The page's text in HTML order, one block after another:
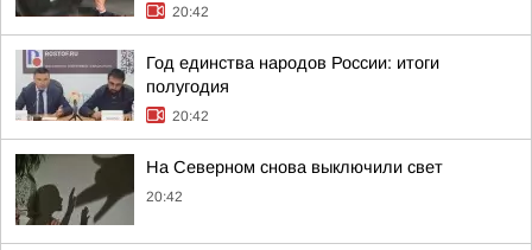
20:42
Год единства народов России: итоги
полугодия
20:42
На Северном снова выключили свет
20:42